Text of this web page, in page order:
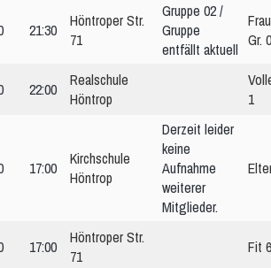
Ergebnisse
Grußworte
Unterstützer
Ergebnisse
Grußworte
Unterstützer
Frauen 3
21:30
Höntroper Str.
71
Gruppe 02 /
Gruppe
entfällt aktuell Gr.
22:00
Realschule
Höntrop
1
17:00
Kirchschule
Höntrop
Derzeit leider
keine
Aufnahme
weiterer
Mitglieder.
17:00
Höntroper Str.
71
Fit